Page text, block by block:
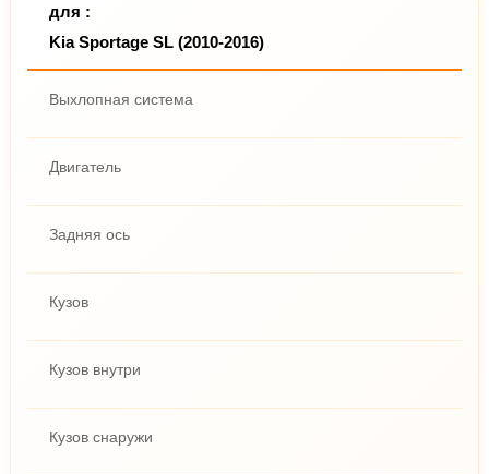
для :
Kia Sportage SL (2010-2016)
Выхлопная система
Двигатель
Задняя ось
Кузов
Кузов внутри
Кузов снаружи